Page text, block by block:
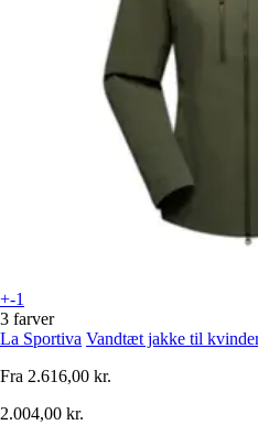
+-1
3 farver
La Sportiva Vandtæt jakke til
Fra 2.616,00 kr.
2.004,00 kr.